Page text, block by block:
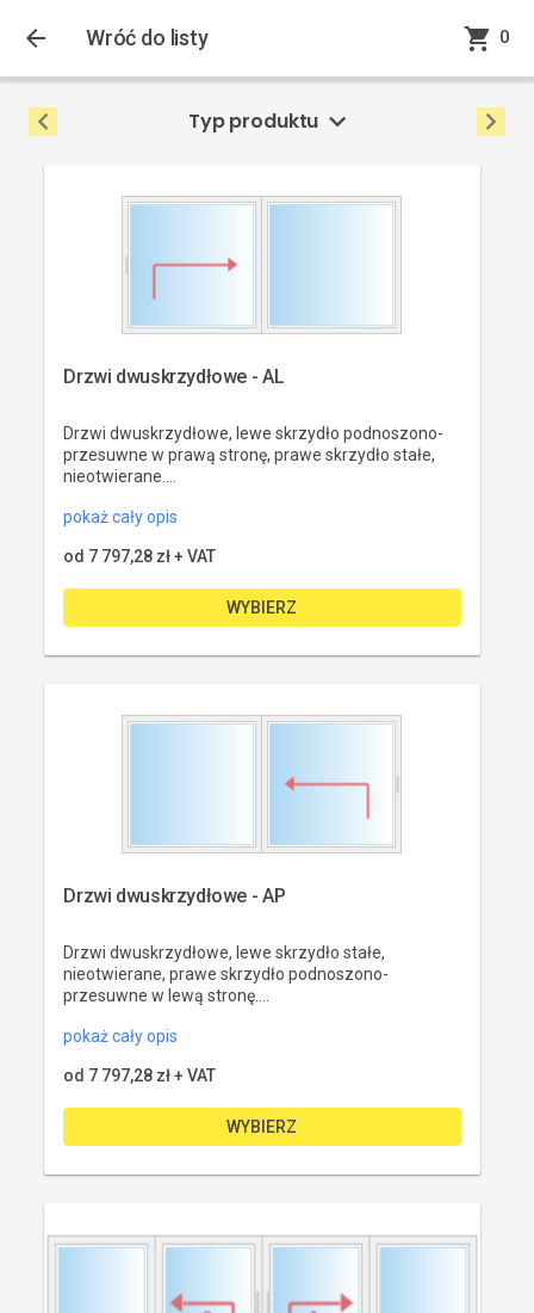
0
Wróć do listy 0
Typ produktu
Drzwi dwuskrzydłowe - AL
Drzwi dwuskrzydłowe, lewe skrzydło podnoszono-
przesuwne w prawą stronę, prawe skrzydło stałe,
nieotwierane....
pokaż cały opis
od 7 797,28 zł + VAT
WYBIERZ
Drzwi dwuskrzydłowe - AP
Drzwi dwuskrzydłowe, lewe skrzydło stałe,
nieotwierane, prawe skrzydło podnoszono-
przesuwne w lewą stronę....
pokaż cały opis
od 7 797,28 zł + VAT
WYBIERZ